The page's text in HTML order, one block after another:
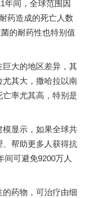
年间，全球范围因
药造成的死亡人数
的耐药性也特别值
巨大的地区差异，其
其大，撒哈拉以南
率尤其高，特别是
显示，如果全球共
、帮助更多人获得抗
间可避免9200万人
药物，可治疗由细